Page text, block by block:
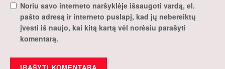
Noriu savo interneto naršyklėje išsaugoti vardą, el.
pašto adresą ir interneto puslapį, kad jų nebereiktų
įvesti iš naujo, kai kitą kartą vėl norėsiu parašyti
komentarą.